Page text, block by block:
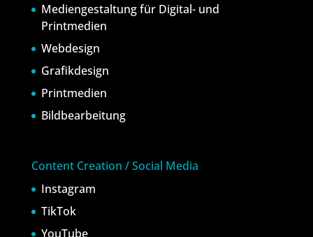
Mediengestaltung für Digital- und
Printmedien
Webdesign
Grafikdesign
Printmedien
Bildbearbeitung
Content Creation / Social Media
Instagram
TikTok
YouTube